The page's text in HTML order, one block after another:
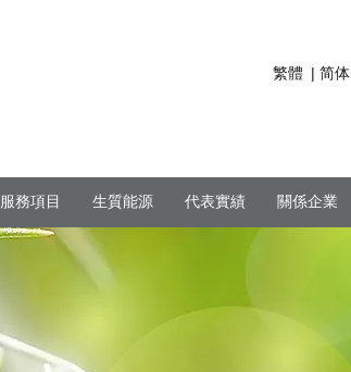
繁體 | 简体
服務項目 生質能源 代表實績 關係企業